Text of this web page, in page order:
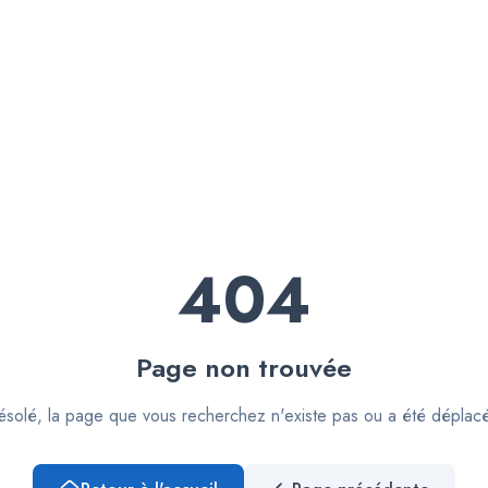
404
Page non trouvée
la page que vous recherchez n'existe pas ou a été